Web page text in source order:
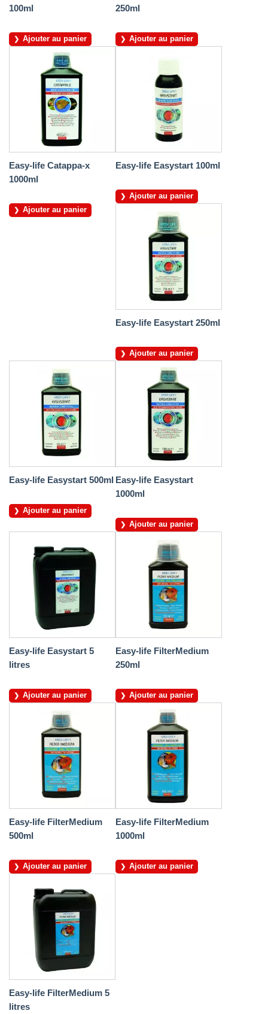
100ml
Ajouter au panier
250ml
Ajouter au panier
Easy-life Catappa-x
1000ml
Ajouter au panier
Easy-life Easystart 100ml
Ajouter au panier
Easy-life Easystart 250ml
Ajouter au panier
Easy-life Easystart 500ml
Ajouter au panier
Easy-life Easystart
1000ml
Ajouter au panier
Easy-life Easystart 5
litres
Ajouter au panier
Easy-life FilterMedium
250ml
Ajouter au panier
Easy-life FilterMedium
500ml
Ajouter au panier
Easy-life FilterMedium
1000ml
Ajouter au panier
Easy-life FilterMedium 5
litres